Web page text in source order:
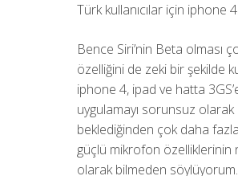
Türk kullanıcılar için iphone
Bence Siri’nin Beta olması
özelliğini de zeki bir şekilde
iphone 4, ipad ve hatta
uygulamayı sorunsuz olarak
beklediğinden çok daha fazla
güçlü mikrofon özelliklerinin
olarak bilmeden söylüyorum.